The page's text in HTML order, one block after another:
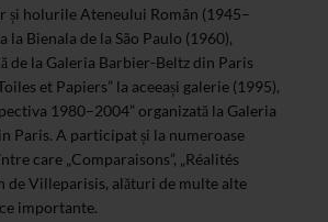
și holurile Ateneului Român (1945–
la Bienala de la São Paulo (1960),
de la Galeria Barbier-Beltz din Paris
et Papiers” la aceeași galerie (1995),
1980–2004” organizată la Galeria
Paris. A participat și la numeroase
care „Comparaisons”, „Réalités
de Villeparisis, alături de multe alte
importante.